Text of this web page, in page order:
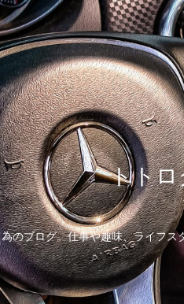
トトロ
のブログ。仕事や趣味、ライフス